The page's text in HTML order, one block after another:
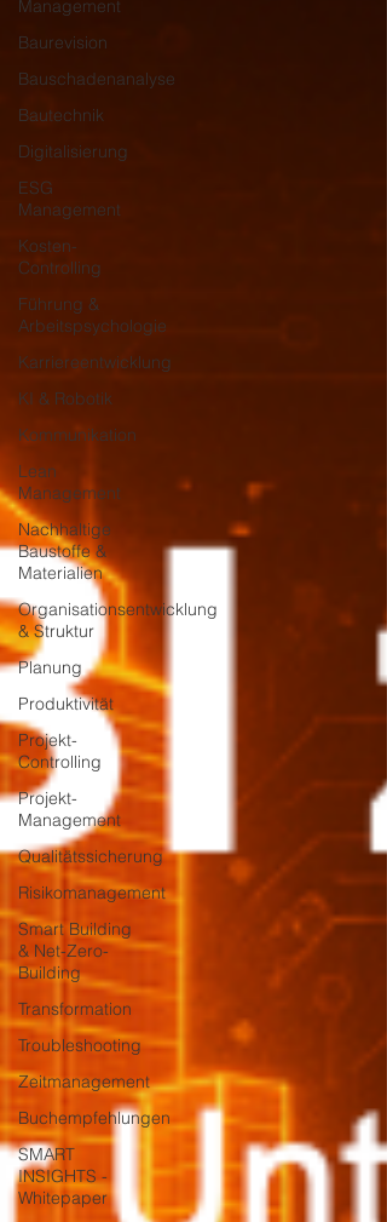
Management
Baurevision
Bauschadenanalyse
Bautechnik
Digitalisierung
ESG
Management
Kosten-
Controlling
Führung &
Arbeitspsychologie
Karriereentwicklung
KI & Robotik
Kommunikation
Lean
Management
Nachhaltige
Baustoffe &
Materialien
Organisationsentwicklung
& Struktur
Planung
Produktivität
Projekt-
Controlling
Projekt-
Management
Qualitätssicherung
Risikomanagement
Smart Building
& Net-Zero-
Building
Transformation
Troubleshooting
Zeitmanagement
Buchempfehlungen
SMART
INSIGHTS -
Whitepaper